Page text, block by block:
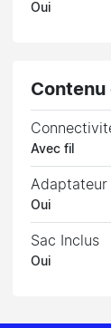
Oui
Contenu
Avec fil
Adaptateur
Oui
Sac Inclus
Oui